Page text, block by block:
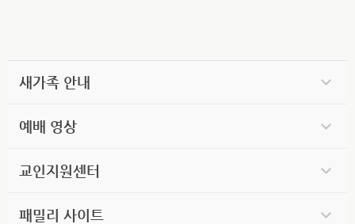
새가족 안내
예배 영상
교인지원센터
패밀리 사이트